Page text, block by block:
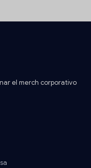
el merch corporativo